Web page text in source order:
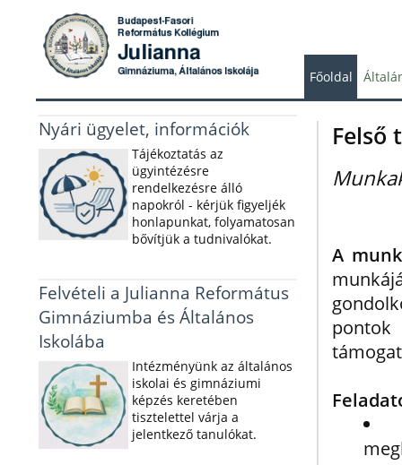
Főoldal
Nyári ügyelet, információk
Tájékoztatás az
ügyintézésre
rendelkezésre álló
napokról - kérjük figyeljék
honlapunkat, folyamatosan
bővítjük a tudnivalókat.
Felvételi a Julianna Református
Gimnáziumba és Általános
Iskolába
Intézményünk az általános
iskolai és gimnáziumi
képzés keretében
tisztelettel várja a
jelentkező tanulókat.
Felső
A